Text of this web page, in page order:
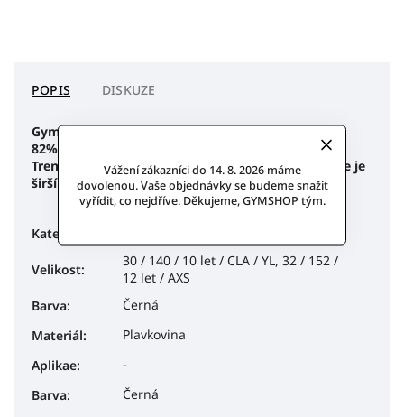
Vážení zákazníci do 14. 8. 2026 máme
dovolenou. Vaše objednávky se budeme snažit
vyřídit, co nejdříve. Děkujeme, GYMSHOP tým.
POPIS DISKUZE
Gymnastické trenky na závod i na trénink. Složení
82% polyamid, 20% elasthan.
Trenky jsou ušity z velmi pružné plavkoviny, v pase je
širší guma a po stranách nohavice malý rozparek.
Kategorie
Velikost:
30 / 140 / 10 let / CLA / YL, 32 / 152 /
12 let / AXS
Barva:
Černá
Materiál:
Plavkovina
Aplikae:
-
Barva:
Černá